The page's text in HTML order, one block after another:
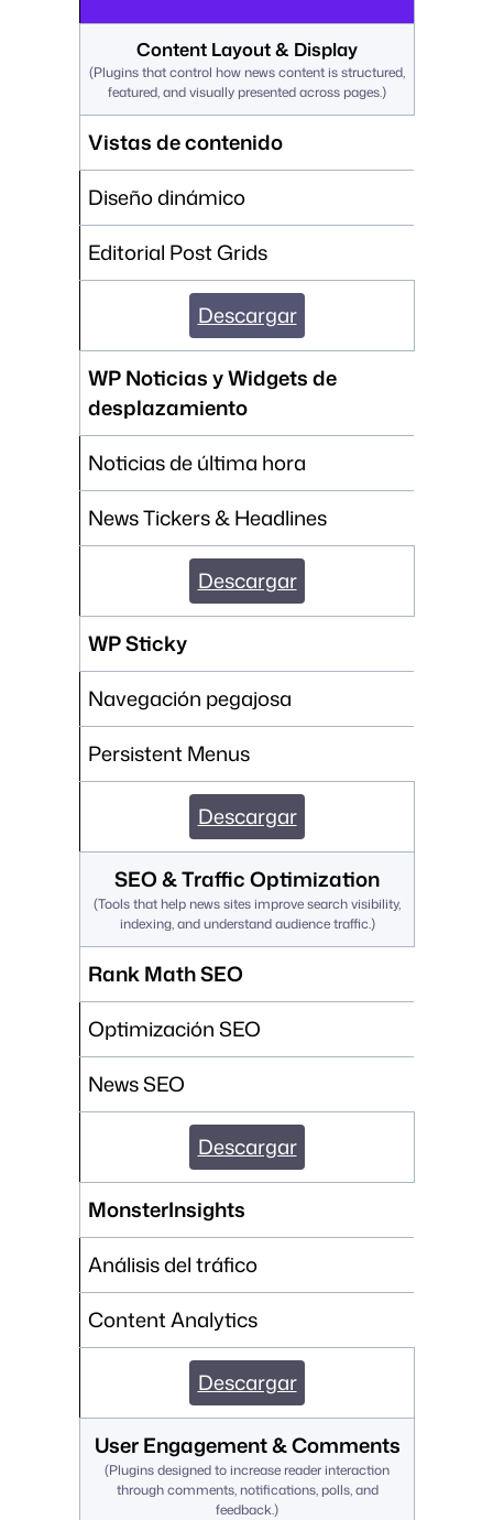
Content Layout & Display
(Plugins that control how news content is structured,
featured, and visually presented across pages.)
Vistas de contenido
Diseño dinámico
Editorial Post Grids
Descargar
WP Noticias y Widgets de
desplazamiento
Noticias de última hora
News Tickers & Headlines
Descargar
WP Sticky
Navegación pegajosa
Persistent Menus
Descargar
SEO & Traffic Optimization
(Tools that help news sites improve search visibility,
indexing, and understand audience traffic.)
Rank Math SEO
Optimización SEO
News SEO
Descargar
MonsterInsights
Análisis del tráfico
Content Analytics
Descargar
User Engagement & Comments
(Plugins designed to increase reader interaction
through comments, notifications, polls, and
feedback.)